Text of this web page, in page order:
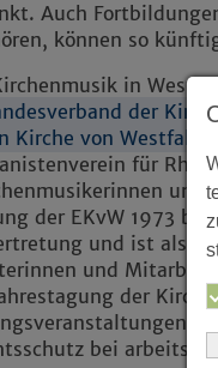
Auch
können so
in
der
Kirche von Westfalen
für
und
der EKvW 1973
und ist als
und
der
bei